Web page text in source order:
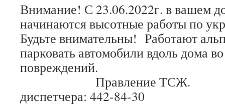
Внимание! С 23.06.2022г. в вашем
начинаются высотные работы по
Будьте внимательны! Работают
парковать автомобили вдоль дома
Правление ТСЖ.
диспетчера: 442-84-30